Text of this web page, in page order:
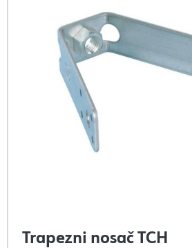
Trapezni nosač TCH